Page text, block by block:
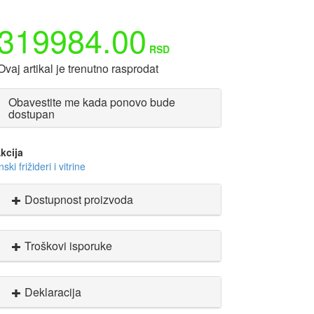
RSD
artikal je trenutno rasprodat
Obavestite me kada ponovo bude
dostupan
frižideri i vitrine
Dostupnost proizvoda
Troškovi isporuke
Deklaracija